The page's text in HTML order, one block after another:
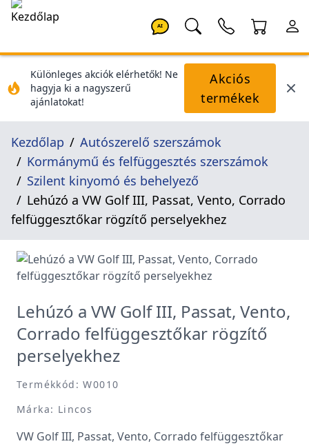
AI
Különleges akciók elérhetők! Ne
hagyja ki a nagyszerű
ajánlatokat!
Akciós
termékek
Kezdőlap
Autószerelő szerszámok
Kormánymű és felfüggesztés szerszámok
Szilent kinyomó és behelyező
Lehúzó a VW Golf III, Passat, Vento, Corrado
felfüggesztőkar rögzítő perselyekhez
Lehúzó a VW Golf III, Passat, Vento,
Corrado felfüggesztőkar rögzítő
perselyekhez
Termékkód: W0010
Márka: Lincos
VW Golf III, Passat, Vento, Corrado felfüggesztőkar